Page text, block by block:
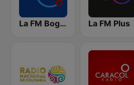
La FM Bogotá La FM Plus